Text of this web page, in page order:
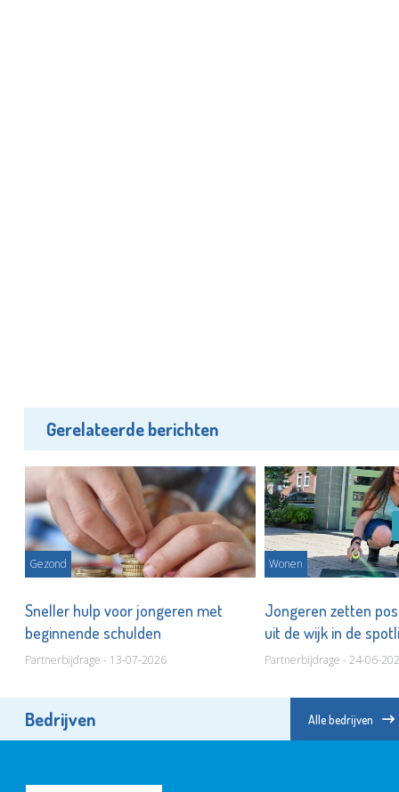
Gerelateerde berichten
Gezond
Sneller hulp voor jongeren met
beginnende schulden
Partnerbijdrage - 13-07-2026
Wonen
Jongeren zetten
uit de wijk in de
Partnerbijdrage - 24-06-
Bedrijven Alle bedrijven